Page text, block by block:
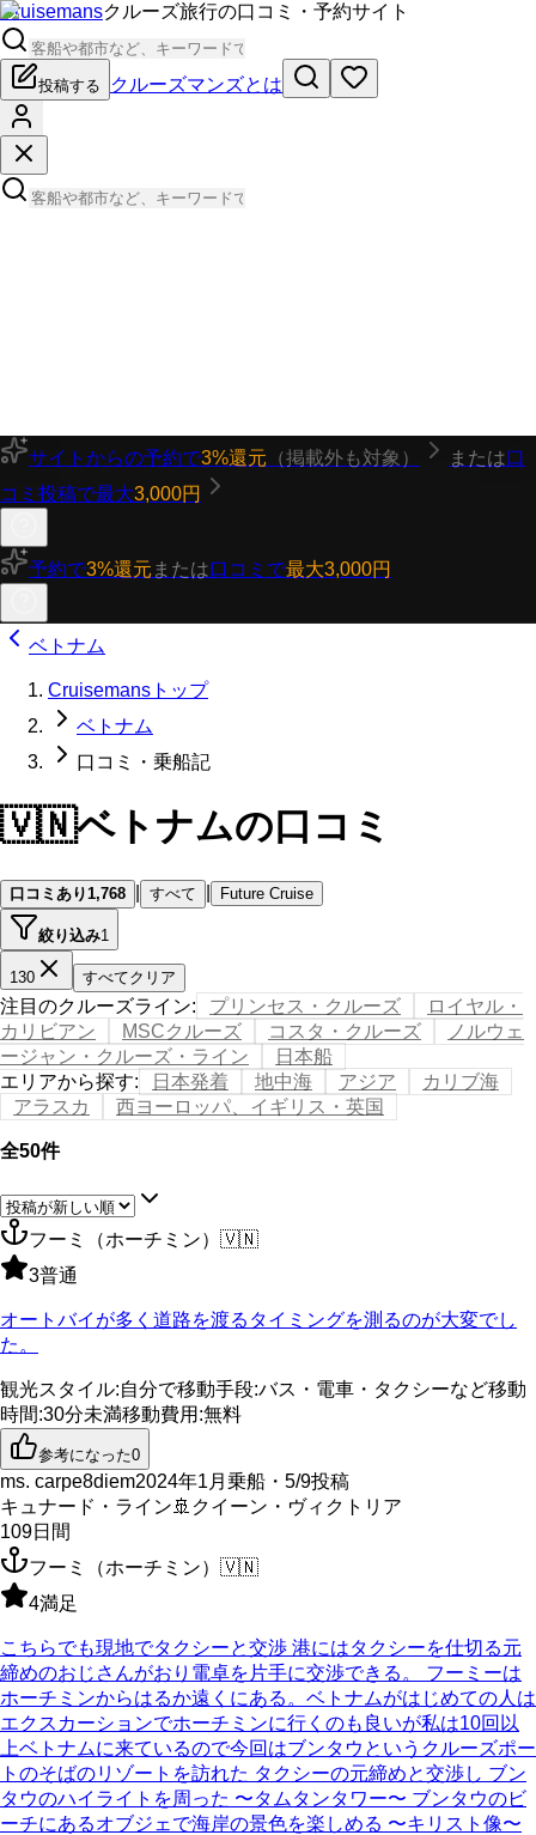
Cruisemansクルーズ旅行の口コミ・予約サイト
投稿する クルーズマンズとは
サイトからの予約で3%還元 （掲載外も対象） または口
コミ投稿で最大3,000円
予約で3%還元 または口コミで最大3,000円
ベトナム
Cruisemansトップ
ベトナム
口コミ・乗船記
🇻🇳ベトナムの口コミ
口コミあり1,768 すべて Future Cruise
絞り込み1
130 すべてクリア
注目のクルーズライン: プリンセス・クルーズ
ロイヤル・
カリビアン
MSCクルーズ コスタ・クルーズ
ノルウェ
ージャン・クルーズ・ライン
日本船
エリアから探す: 日本発着 地中海 アジア
カリブ海
アラスカ
西ヨーロッパ、イギリス・英国
全50件
フーミ（ホーチミン） 🇻🇳
3普通
オートバイが多く道路を渡るタイミングを測るのが大変でし
た。
観光スタイル:自分で移動手段:バス・電車・タクシーなど移動
時間:30分未満移動費用 :無料
参考になった0
ms. carpe8diem2024年1月乗船・5/9投稿
キュナード・ライン 🚢 クイーン・ヴィクトリア
109日間
フーミ（ホーチミン） 🇻🇳
4満足
こちらでも現地でタクシーと交渉 港にはタクシーを仕切る元
締めのおじさんがおり電卓を片手に交渉できる。 フーミーは
ホーチミンからはるか遠くにある。ベトナムがはじめての人は
エクスカーションでホーチミンに行くのも良いが私は10回以
上ベトナムに来ているので今回はブンタウというクルーズポー
トのそばのリゾートを訪れた タクシーの元締めと交渉し ブン
タウのハイライトを周った 〜タムタンタワー〜 ブンタウのビ
ーチにあるオブジェで海岸の景色を楽しめる 〜キリスト像〜